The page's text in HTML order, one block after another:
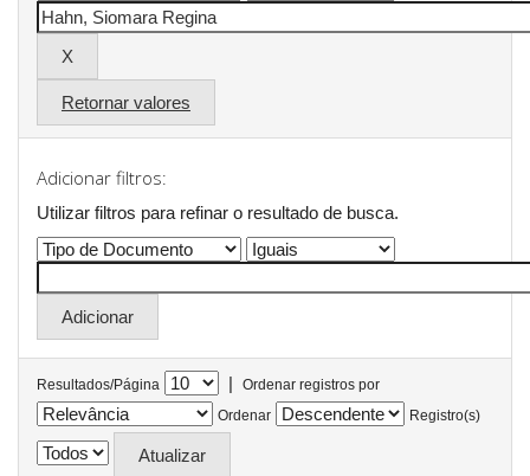
Retornar valores
Adicionar filtros:
Utilizar filtros para refinar o resultado de busca.
Resultados/Página |
Ordenar registros por
Ordenar
Registro(s)